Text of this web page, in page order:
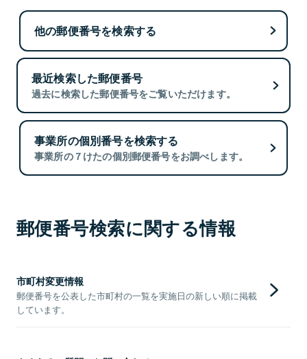
他の郵便番号を検索する
最近検索した郵便番号
過去に検索した郵便番号をご覧いただけます。
事業所の個別番号を検索する
事業所の７けたの個別郵便番号をお調べします。
郵便番号検索に関する情報
市町村変更情報
郵便番号を公表した市町村の一覧を実施日の新しい順に掲載
しています。